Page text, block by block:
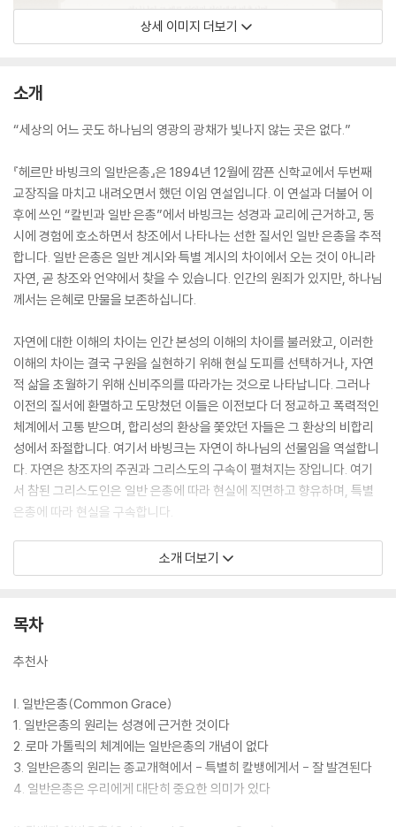
상세 이미지 더보기
소개
“세상의 어느 곳도 하나님의 영광의 광채가 빛나지 않는 곳은 없다.”
『헤르만 바빙크의 일반은총』은 1894년 12월에 깜픈 신학교에서 두번째
교장직을 마치고 내려오면서 했던 이임 연설입니다. 이 연설과 더불어 이
후에 쓰인 “칼빈과 일반 은총”에서 바빙크는 성경과 교리에 근거하고, 동
시에 경험에 호소하면서 창조에서 나타나는 선한 질서인 일반 은총을 추적
합니다. 일반 은총은 일반 계시와 특별 계시의 차이에서 오는 것이 아니라
자연, 곧 창조와 언약에서 찾을 수 있습니다. 인간의 원죄가 있지만, 하나님
께서는 은혜로 만물을 보존하십니다.
자연에 대한 이해의 차이는 인간 본성의 이해의 차이를 불러왔고, 이러한
이해의 차이는 결국 구원을 실현하기 위해 현실 도피를 선택하거나, 자연
적 삶을 초월하기 위해 신비주의를 따라가는 것으로 나타납니다. 그러나
이전의 질서에 환멸하고 도망쳤던 이들은 이전보다 더 정교하고 폭력적인
체계에서 고통 받으며, 합리성의 환상을 쫓았던 자들은 그 환상의 비합리
성에서 좌절합니다. 여기서 바빙크는 자연이 하나님의 선물임을 역설합니
다. 자연은 창조자의 주권과 그리스도의 구속이 펼쳐지는 장입니다. 여기
서 참된 그리스도인은 일반 은총에 따라 현실에 직면하고 향유하며, 특별
은총에 따라 현실을 구속합니다.
“구원의 확신에 힘입어 마귀와 죽음에 담대히 맞서지 않는 자는 신자가 아
니다.”
현실에 직면하는 신앙, 이것이 헤르만 바빙크가 개혁주의의 신앙이 다른
자연에 대한 개념의 차이에서 옵니다. 이 차이 때문에 일부는 자연적 삶을
을 초월하기 위해 신비주의를 따라갔습니다.
우리는 지금도 이런 식의 삶의 태도를 여러 군데에서 봅니다. 먼저는 국가
와 학교와 교회에서 도망쳐 세운 모든 종류의 공동체 생활에서 엿볼 수 있
으며, 그리고는 종교를 초월하려는 과학과 기술의 합리성에서도 엿볼 수
소개 더보기
목차
추천사
Ⅰ. 일반은총(Common Grace)
1. 일반은총의 원리는 성경에 근거한 것이다
2. 로마 가톨릭의 체계에는 일반은총의 개념이 없다
3. 일반은총의 원리는 종교개혁에서 - 특별히 칼뱅에게서 - 잘 발견된다
4. 일반은총은 우리에게 대단히 중요한 의미가 있다